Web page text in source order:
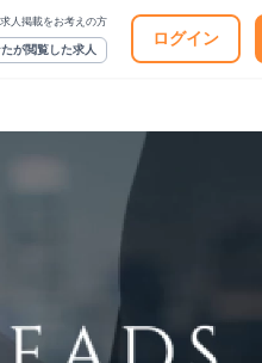
求人掲載をお考えの方
が閲覧した求人
ログイン